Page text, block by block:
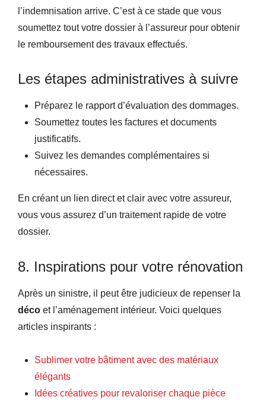
l’indemnisation arrive. C’est à ce stade que vous
soumettez tout votre dossier à l’assureur pour obtenir
le remboursement des travaux effectués.
Les étapes administratives à suivre
Préparez le rapport d’évaluation des dommages.
Soumettez toutes les factures et documents
justificatifs.
Suivez les demandes complémentaires si
nécessaires.
En créant un lien direct et clair avec votre assureur,
vous vous assurez d’un traitement rapide de votre
dossier.
8. Inspirations pour votre rénovation
Après un sinistre, il peut être judicieux de repenser la
déco et l’aménagement intérieur. Voici quelques
articles inspirants :
Sublimer votre bâtiment avec des matériaux
élégants
Idées créatives pour revaloriser chaque pièce